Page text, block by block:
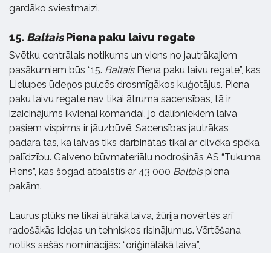
gardāko sviestmaizi.
15. BaltaisPiena paku laivu regate
Svētku centrālais notikums un viens no jautrākajiem
pasākumiem būs “15. BaltaisPiena paku laivu regate”, kas
Lielupes ūdeņos pulcēs drosmīgākos kuģotājus. Piena
paku laivu regate nav tikai ātruma sacensības, tā ir
izaicinājums ikvienai komandai, jo dalībniekiem laiva
pašiem vispirms ir jāuzbūvē. Sacensības jautrākas
padara tas, ka laivas tiks darbinātas tikai ar cilvēka spēka
palīdzību. Galveno būvmateriālu nodrošinās AS “Tukuma
Piens”, kas šogad atbalstīs ar 43 000 Baltaispiena
pakām.
Laurus plūks ne tikai ātrākā laiva, žūrija novērtēs arī
radošākās idejas un tehniskos risinājumus. Vērtēšana
notiks sešās nominācijās: “oriģinālākā laiva”,